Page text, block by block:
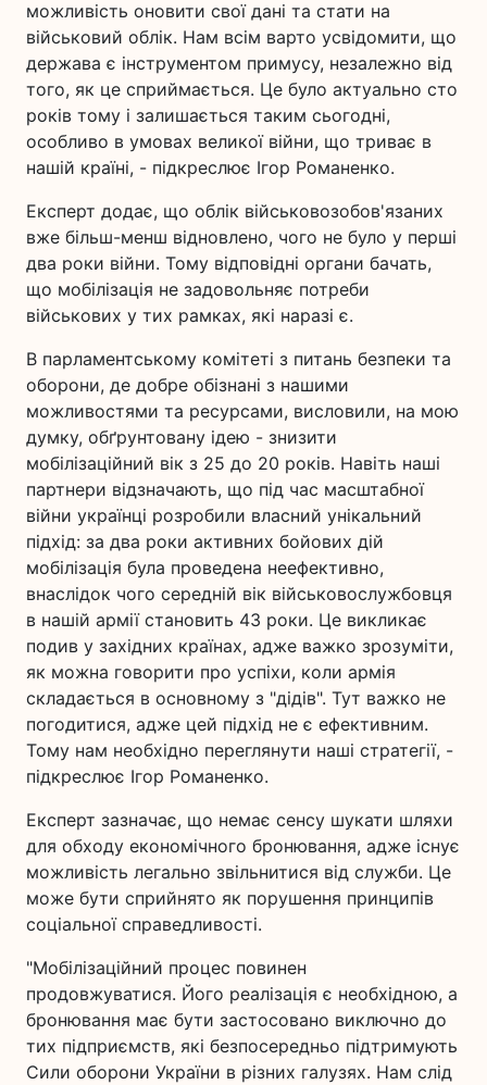
можливість оновити свої дані та стати на
військовий облік. Нам всім варто усвідомити, що
держава є інструментом примусу, незалежно від
того, як це сприймається. Це було актуально сто
років тому і залишається таким сьогодні,
особливо в умовах великої війни, що триває в
нашій країні, - підкреслює Ігор Романенко.
Експерт додає, що облік військовозобов'язаних
вже більш-менш відновлено, чого не було у перші
два роки війни. Тому відповідні органи бачать,
що мобілізація не задовольняє потреби
військових у тих рамках, які наразі є.
В парламентському комітеті з питань безпеки та
оборони, де добре обізнані з нашими
можливостями та ресурсами, висловили, на мою
думку, обґрунтовану ідею - знизити
мобілізаційний вік з 25 до 20 років. Навіть наші
партнери відзначають, що під час масштабної
війни українці розробили власний унікальний
підхід: за два роки активних бойових дій
мобілізація була проведена неефективно,
внаслідок чого середній вік військовослужбовця
в нашій армії становить 43 роки. Це викликає
подив у західних країнах, адже важко зрозуміти,
як можна говорити про успіхи, коли армія
складається в основному з "дідів". Тут важко не
погодитися, адже цей підхід не є ефективним.
Тому нам необхідно переглянути наші стратегії, -
підкреслює Ігор Романенко.
Експерт зазначає, що немає сенсу шукати шляхи
для обходу економічного бронювання, адже існує
можливість легально звільнитися від служби. Це
може бути сприйнято як порушення принципів
соціальної справедливості.
"Мобілізаційний процес повинен
продовжуватися. Його реалізація є необхідною, а
бронювання має бути застосовано виключно до
тих підприємств, які безпосередньо підтримують
Сили оборони України в різних галузях. Нам слід